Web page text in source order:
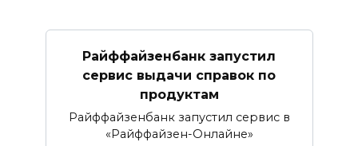
Райффайзенбанк запустил
сервис выдачи справок по
продуктам
Райффайзенбанк запустил сервис в
«Райффайзен-Онлайне»